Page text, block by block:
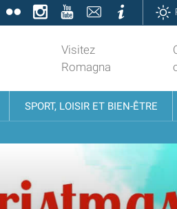
FlickrInstagramYouTubeContatti
Visitez
Romagna
SPORT, LOISIR ET BIEN-ÊTRE